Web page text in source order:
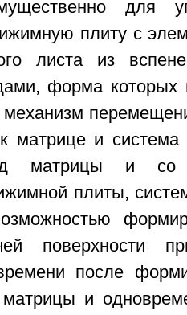
для
плиту с
листа из
форма
матрице и система
матрицы и со
плиты,
поверхности
после
матрицы и